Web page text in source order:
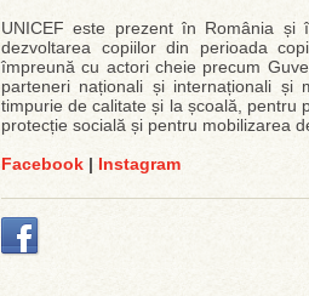
UNICEF este prezent în România
dezvoltarea copiilor din perioada
împreună cu actori cheie precum
parteneri naționali și internaționali și
timpurie de calitate și la școală, pentru
protecție socială și pentru mobilizarea
Facebook | Instagram